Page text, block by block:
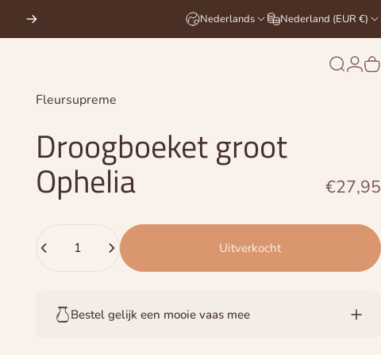
Nederlands Nederland (EUR €)
Leverancier:
Fleursupreme
Droogboeketgroot
Ophelia €27,95
Uitverkocht
Bestel gelijk een mooie vaas mee